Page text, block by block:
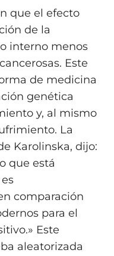
que el efecto
de la
interno menos
Este
de medicina
genética
y, al mismo
La
Karolinska, dijo:
que está
comparación
para el
Este
aleatorizada